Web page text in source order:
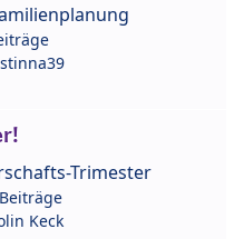
Trimester
Keck